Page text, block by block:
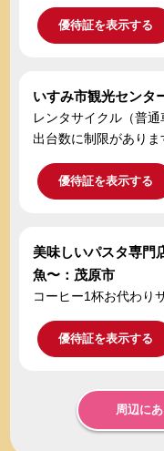
優待証を表示する
いすみ市観光センタ
レンタサイクル（普
出台数に制限がありま
優待証を表示する
美味しいパスタ専
魚〜：茂原市
コーヒー1杯お代わり
優待証を表示する
周辺に